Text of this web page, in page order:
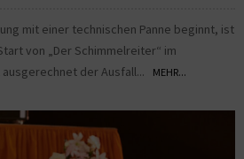
mit einer technischen Panne beginnt, ist
von „Der Schimmelreiter“ im
der Ausfall...
MEHR...